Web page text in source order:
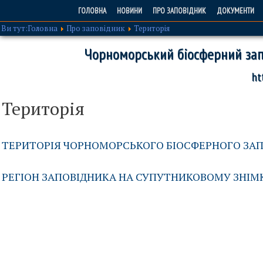
ГОЛОВНА НОВИНИ ПРО ЗАПОВІДНИК ДОКУМЕНТИ
Ви тут:Головна Про заповідник Територія
Чорноморський біосферний
Територія
ТЕРИТОРІЯ ЧОРНОМОРСЬКОГО БІОСФЕРНОГО
РЕГІОН ЗАПОВІДНИКА НА СУПУТНИКОВОМУ